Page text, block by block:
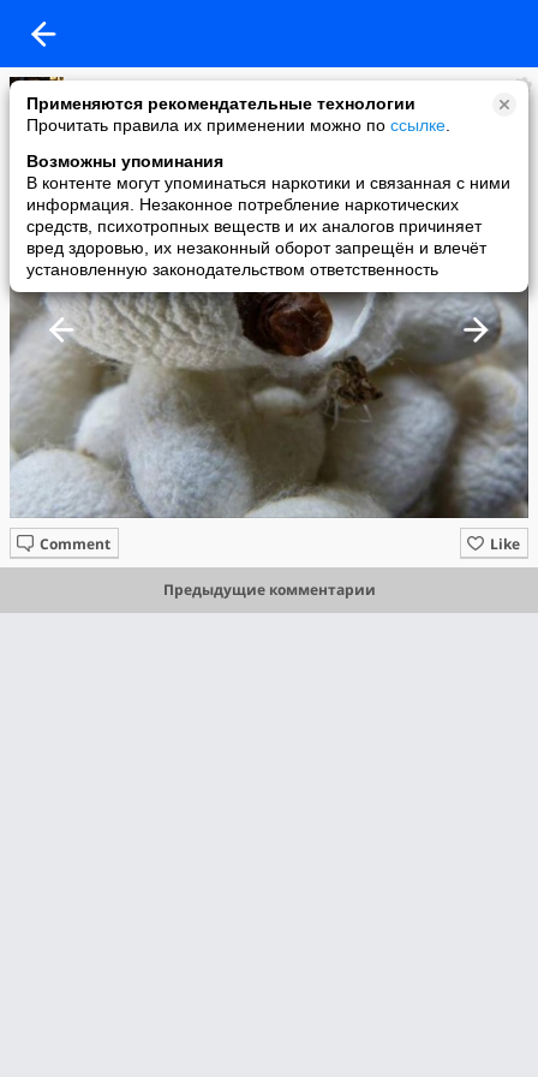
Применяются рекомендательные технологии
Прочитать правила их применении можно по ссылке
Возможны упоминания
В контенте могут упоминаться наркотики и связанная с ними
информация. Незаконное потребление наркотических
средств, психотропных веществ и их аналогов причиняет
вред здоровью, их незаконный оборот запрещён и влечёт
установленную законодательством ответственность
тёмная сторона
added a photo
04 Jul в 01:40
Like
Comment
Предыдущие комментарии